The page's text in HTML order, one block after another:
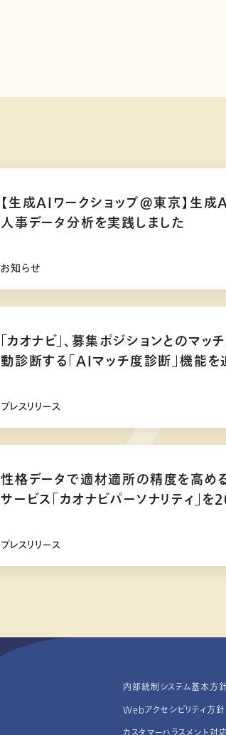
【生成AIワークショップ@東京】生
人事データ分析を実践しました
お知らせ
「カオナビ」、募集ポジションとのマッ
動診断する「AIマッチ度診断」機能を
プレスリリース
性格データで適材適所の精度を高め
サービス「カオナビパーソナリティ」
プレスリリース
内部統制システム基本方
Webアクセシビリティ方針